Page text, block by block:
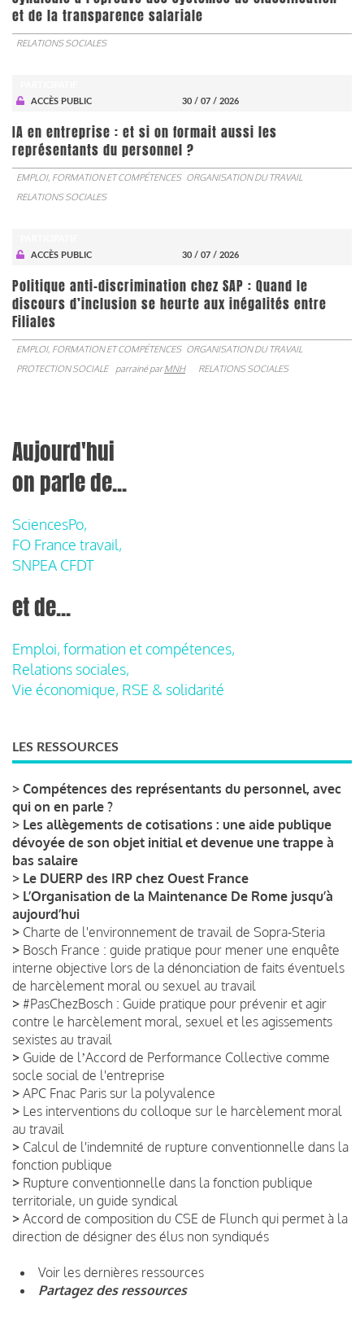
et de la transparence salariale
RELATIONS SOCIALES
ACCÈS PUBLIC
30 / 07 / 2026
IA en entreprise : et si on formait aussi les
représentants du personnel ?
EMPLOI, FORMATION ET COMPÉTENCES ORGANISATION DU TRAVAIL
RELATIONS SOCIALES
ACCÈS PUBLIC
30 / 07 / 2026
Politique anti-discrimination chez SAP : Quand le
discours d’inclusion se heurte aux inégalités entre
Filiales
EMPLOI, FORMATION ET COMPÉTENCES ORGANISATION DU TRAVAIL
PROTECTION SOCIALE
parrainé parMNH RELATIONS SOCIALES
Aujourd'hui
on parle de...
SciencesPo,
FO France travail,
SNPEA CFDT
et de...
Emploi, formation et compétences,
Relations sociales,
Vie économique, RSE & solidarité
LES RESSOURCES
> Compétences des représentants du personnel, avec
qui on en parle ?
> Les allègements de cotisations : une aide publique
dévoyée de son objet initial et devenue une trappe à
bas salaire
> Le DUERP des IRP chez Ouest France
> L’Organisation de la Maintenance De Rome jusqu’à
aujourd’hui
> Charte de l'environnement de travail de Sopra-Steria
> Bosch France : guide pratique pour mener une enquête
interne objective lors de la dénonciation de faits éventuels
de harcèlement moral ou sexuel au travail
> #PasChezBosch : Guide pratique pour prévenir et agir
contre le harcèlement moral, sexuel et les agissements
sexistes au travail
> Guide de lʼAccord de Performance Collective comme
socle social de l'entreprise
> APC Fnac Paris sur la polyvalence
> Les interventions du colloque sur le harcèlement moral
au travail
> Calcul de l'indemnité de rupture conventionnelle dans la
fonction publique
> Rupture conventionnelle dans la fonction publique
territoriale, un guide syndical
> Accord de composition du CSE de Flunch qui permet à la
direction de désigner des élus non syndiqués
Voir les dernières ressources
Partagez des ressources